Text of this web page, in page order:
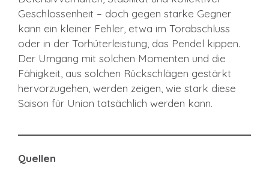
Geschlossenheit – doch gegen starke Gegner
kann ein kleiner Fehler, etwa im Torabschluss
oder in der Torhüterleistung, das Pendel kippen.
Der Umgang mit solchen Momenten und die
Fähigkeit, aus solchen Rückschlägen gestärkt
hervorzugehen, werden zeigen, wie stark diese
Saison für Union tatsächlich werden kann.
Quellen